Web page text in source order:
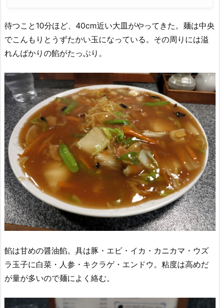
待つこと10分ほど、40cm近い大皿がやってきた。麺は中央
でこんもりとうずたかい玉になっている。その周りには溢
れんばかりの餡がたっぷり。
餡は甘めの醤油餡。具は豚・エビ・イカ・カニカマ・ウズ
ラ玉子に白菜・人参・キクラゲ・エンドウ。粘度は高めだ
が量が多いので麺によく絡む。